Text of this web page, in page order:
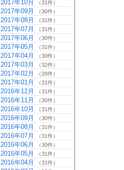
2017年10月 （31件）
2017年09月 （30件）
2017年08月 （31件）
2017年07月 （31件）
2017年06月 （30件）
2017年05月 （31件）
2017年04月 （30件）
2017年03月 （32件）
2017年02月 （28件）
2017年01月 （31件）
2016年12月 （31件）
2016年11月 （30件）
2016年10月 （31件）
2016年09月 （30件）
2016年08月 （31件）
2016年07月 （31件）
2016年06月 （30件）
2016年05月 （31件）
2016年04月 （31件）